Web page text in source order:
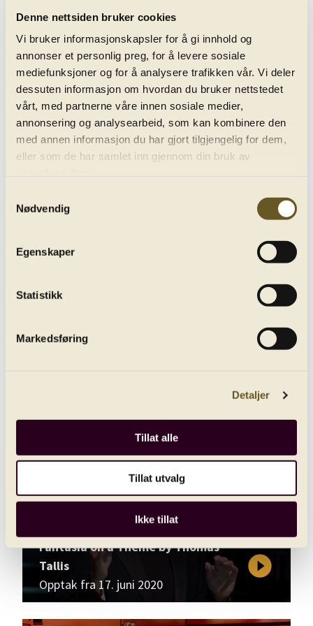
Denne nettsiden bruker cookies
Vi bruker informasjonskapsler for å gi innhold og
annonser et personlig preg, for å levere sosiale
mediefunksjoner og for å analysere trafikken vår. Vi deler
dessuten informasjon om hvordan du bruker nettstedet
vårt, med partnerne våre innen sosiale medier,
annonsering og analysearbeid, som kan kombinere den
med annen informasjon du har gjort tilgjengelig for dem,
eller som de har samlet inn gjennom din bruk av
Nødvendig
Egenskaper
Statistikk
Markedsføring
Detaljer
Tillat alle
Tillat utvalg
Ikke tillat
Alle konserter
Opptak fra 10. desember 2020
play_circle_filled
play_circle_filled
Fantasia on a Theme by Thomas
Tallis
Opptak fra 17. juni 2020
play_circle_filled